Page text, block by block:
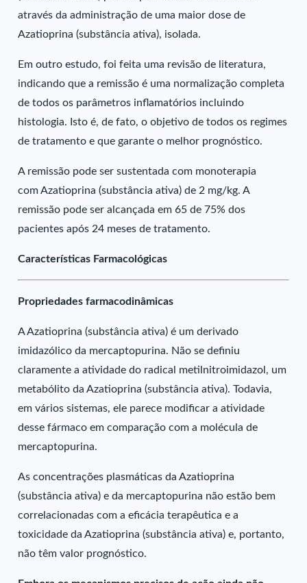
através da administração de uma maior dose de
Azatioprina (substância ativa), isolada.
Em outro estudo, foi feita uma revisão de literatura,
indicando que a remissão é uma normalização completa
de todos os parâmetros inflamatórios incluindo
histologia. Isto é, de fato, o objetivo de todos os regimes
de tratamento e que garante o melhor prognóstico.
A remissão pode ser sustentada com monoterapia
com Azatioprina (substância ativa) de 2 mg/kg. A
remissão pode ser alcançada em 65 de 75% dos
pacientes após 24 meses de tratamento.
Características Farmacológicas
Propriedades farmacodinâmicas
A Azatioprina (substância ativa) é um derivado
imidazólico da mercaptopurina. Não se definiu
claramente a atividade do radical metilnitroimidazol, um
metabólito da Azatioprina (substância ativa). Todavia,
em vários sistemas, ele parece modificar a atividade
desse fármaco em comparação com a molécula de
mercaptopurina.
As concentrações plasmáticas da Azatioprina
(substância ativa) e da mercaptopurina não estão bem
correlacionadas com a eficácia terapêutica e a
toxicidade da Azatioprina (substância ativa) e, portanto,
não têm valor prognóstico.